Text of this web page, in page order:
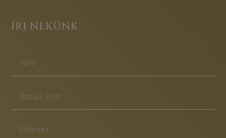
ÍRJ NEKÜNK